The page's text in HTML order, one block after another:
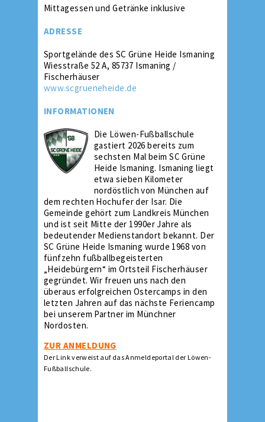
Mittagessen und Getränke inklusive
ADRESSE
Sportgelände des SC Grüne Heide Ismaning
Wiesstraße 52 A, 85737 Ismaning /
Fischerhäuser
www.scgrueneheide.de
INFORMATIONEN
Die Löwen-Fußballschule
gastiert 2026 bereits zum
sechsten Mal beim SC Grüne
Heide Ismaning. Ismaning liegt
etwa sieben Kilometer
nordöstlich von München auf
dem rechten Hochufer der Isar. Die
Gemeinde gehört zum Landkreis München
und ist seit Mitte der 1990er Jahre als
bedeutender Medienstandort bekannt. Der
SC Grüne Heide Ismaning wurde 1968 von
fünfzehn fußballbegeisterten
„Heidebürgern“ im Ortsteil Fischerhäuser
gegründet. Wir freuen uns nach den
überaus erfolgreichen Ostercamps in den
letzten Jahren auf das nächste Feriencamp
bei unserem Partner im Münchner
Nordosten.
ZUR ANMELDUNG
Der Link verweist auf das Anmeldeportal der Löwen-
Fußballschule.